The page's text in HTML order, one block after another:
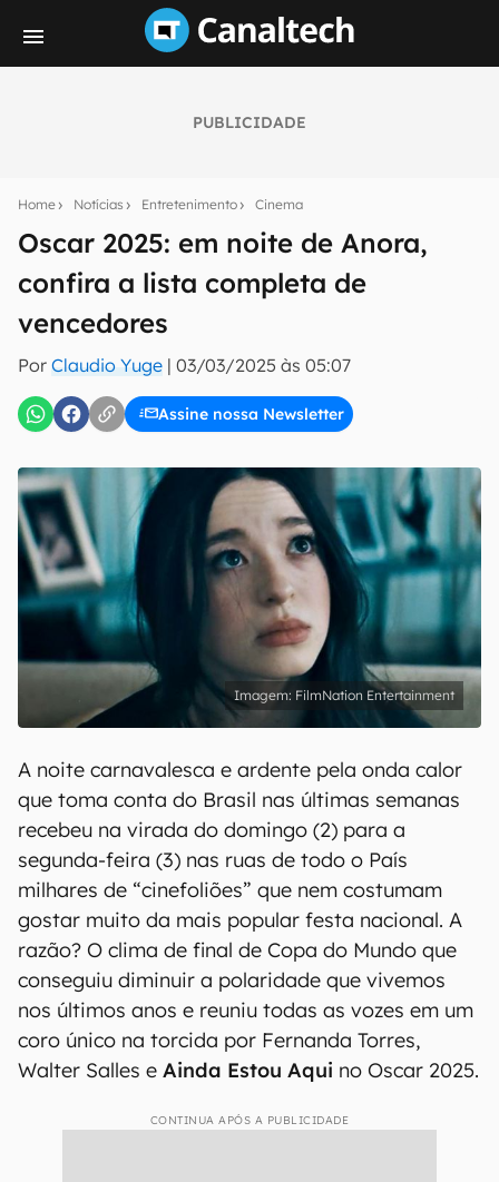
PUBLICIDADE
Home Notícias Entretenimento Cinema
Oscar 2025: em noite de Anora,
confira a lista completa de
vencedores
Por Claudio Yuge | 03/03/2025 às 05:07
Assine nossa Newsletter
notícias e reviews sobre tecnologia em primeira
E-mail
inscreva-se
Uso e Política de Privacidade do Canaltech.
FilmNation Entertainment
A noite carnavalesca e ardente pela onda calor
que toma conta do Brasil nas últimas semanas
recebeu na virada do domingo (2) para a
segunda-feira (3) nas ruas de todo o País
milhares de “cinefoliões” que nem costumam
gostar muito da mais popular festa nacional. A
razão? O clima de final de Copa do Mundo que
conseguiu diminuir a polaridade que vivemos
nos últimos anos e reuniu todas as vozes em um
coro único na torcida por Fernanda Torres,
Walter Salles e Ainda Estou Aqui no Oscar 2025.
CONTINUA APÓS A PUBLICIDADE